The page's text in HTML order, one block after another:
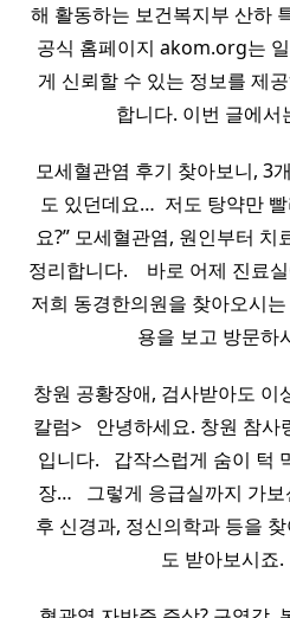
해 활동하는 보건복지부 산하
공식 홈페이지 akom.org는
게 신뢰할 수 있는 정보를 제
합니다. 이번 글에서
모세혈관염 후기 찾아보니, 3
도 있던데요… ​ 저도 탕약만
요?” 모세혈관염, 원인부터 치
정리합니다. ​ ​ ​ 바로 어제 진료
저희 동경한의원을 찾아오시
용을 보고 방문하
창원 공황장애, 검사받아도 이
칼럼> ​ ​ 안녕하세요. 창원 참
입니다. ​ ​ 갑작스럽게 숨이 턱
장… ​ ​ 그렇게 응급실까지 가
후 신경과, 정신의학과 등을
도 받아보시죠